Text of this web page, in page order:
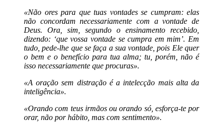
«Não ores para que tuas vontades se cumpram: elas
não concordam necessariamente com a vontade de
Deus. Ora, sim, segundo o ensinamento recebido,
dizendo: ‘que vossa vontade se cumpra em mim’. Em
tudo, pede-lhe que se faça a sua vontade, pois Ele quer
o bem e o benefício para tua alma; tu, porém, não é
isso necessariamente que procuras».
«A oração sem distração é a intelecção mais alta da
inteligência».
«Orando com teus irmãos ou orando só, esforça-te por
orar, não por hábito, mas com sentimento».